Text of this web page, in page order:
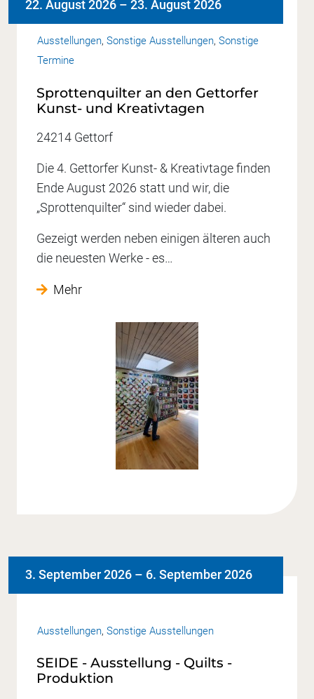
Ausstellungen, Sonstige Ausstellungen, Sonstige
Termine
22. August 2026 – 23. August 2026
Sprottenquilter an den Gettorfer
Kunst- und Kreativtagen
24214 Gettorf
Die 4. Gettorfer Kunst- & Kreativtage finden
Ende August 2026 statt und wir, die
„Sprottenquilter“ sind wieder dabei.
Gezeigt werden neben einigen älteren auch
die neuesten Werke - es…
Mehr
Ausstellungen, Sonstige Ausstellungen
3. September 2026 – 6. September 2026
SEIDE - Ausstellung - Quilts -
Produktion